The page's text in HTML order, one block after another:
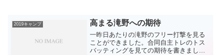
2019キャンプ 高まる滝野への期待
一昨日あたりの滝野のフリー打撃を見る
ことができました。合同自主トレのトス
バッティングを見ての期待を書きました